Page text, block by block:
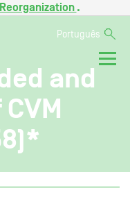
.
Português
and